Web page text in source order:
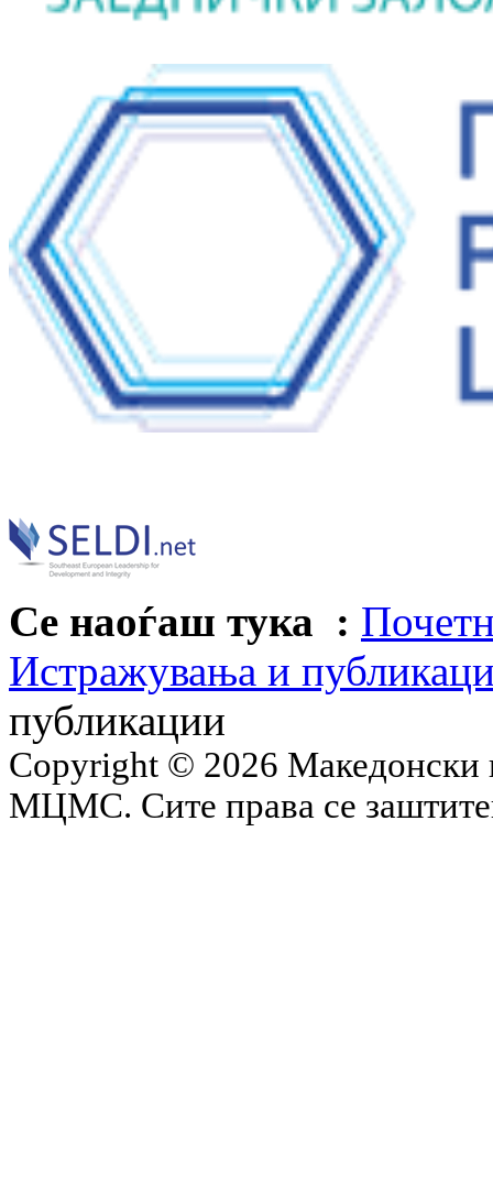
Се наоѓаш тука :
Истражувања и
публикации
Copyright © 2026 Македонски
МЦМС. Сите права се